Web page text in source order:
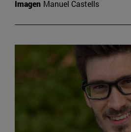
Imagen Manuel Castells